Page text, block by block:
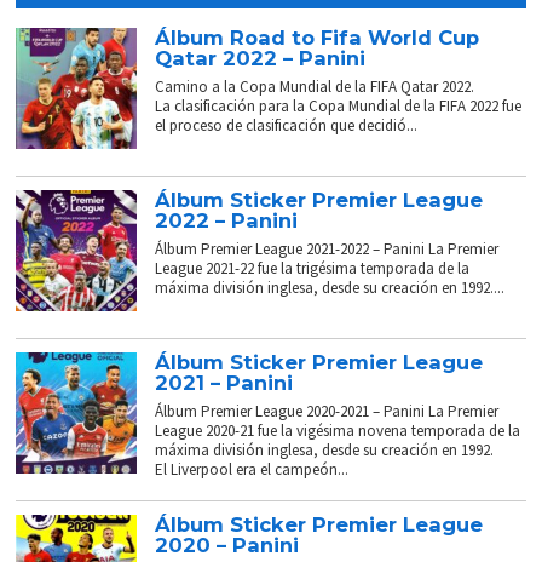
Álbum Road to Fifa World Cup
Qatar 2022 – Panini
Camino a la Copa Mundial de la FIFA Qatar 2022.
La clasificación para la Copa Mundial de la FIFA 2022 fue
el proceso de clasificación que decidió...
Álbum Sticker Premier League
2022 – Panini
Álbum Premier League 2021-2022 – Panini La Premier
League 2021-22 fue la trigésima temporada de la
máxima división inglesa, desde su creación en 1992....
Álbum Sticker Premier League
2021 – Panini
Álbum Premier League 2020-2021 – Panini La Premier
League 2020-21 fue la vigésima novena temporada de la
máxima división inglesa, desde su creación en 1992.
El Liverpool era el campeón...
Álbum Sticker Premier League
2020 – Panini